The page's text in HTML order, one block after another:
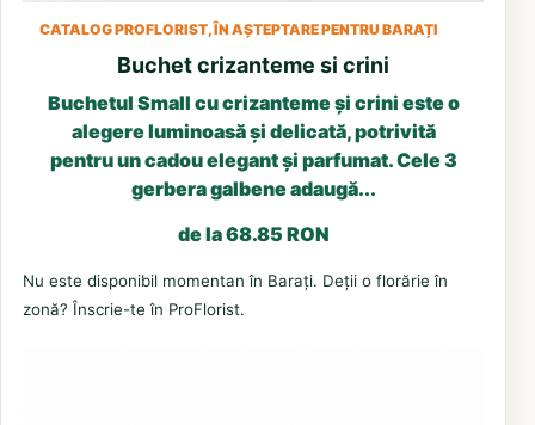
CATALOG PROFLORIST, ÎN AȘTEPTARE PENTRU BARAȚI
Buchet crizanteme si crini
Buchetul Small cu crizanteme și crini este o
alegere luminoasă și delicată, potrivită
pentru un cadou elegant și parfumat. Cele 3
gerbera galbene adaugă...
de la 68.85 RON
Nu este disponibil momentan în Barați. Deții o florărie în
zonă? Înscrie-te în ProFlorist.